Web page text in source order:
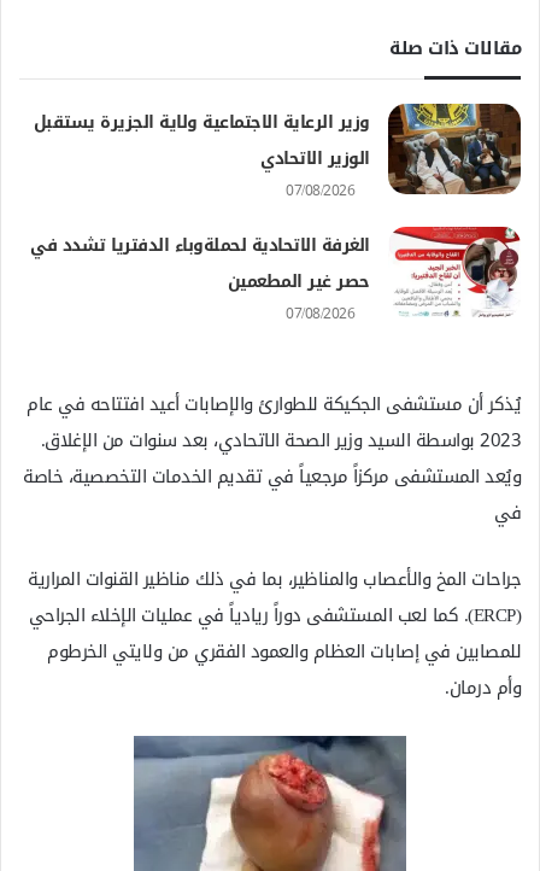
مقالات ذات صلة
وزير الرعاية الاجتماعية ولاية الجزيرة يستقبل
الوزير الاتحادي
07/08/2026
الغرفة الاتحادية لحملةوباء الدفتريا تشدد في
حصر غير المطعمين
07/08/2026
يُذكر أن مستشفى الجكيكة للطوارئ والإصابات أعيد افتتاحه في عام
2023 بواسطة السيد وزير الصحة الاتحادي، بعد سنوات من الإغلاق.
ويُعد المستشفى مركزاً مرجعياً في تقديم الخدمات التخصصية، خاصة
في
جراحات المخ والأعصاب والمناظير، بما في ذلك مناظير القنوات المرارية
(ERCP). كما لعب المستشفى دوراً ريادياً في عمليات الإخلاء الجراحي
للمصابين في إصابات العظام والعمود الفقري من ولايتي الخرطوم
وأم درمان.